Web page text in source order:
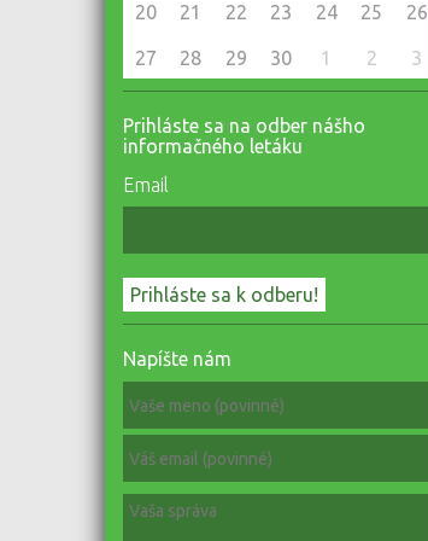
20 21 22 23 24 25 26
27 28 29 30 1 2 3
Prihláste sa na odber nášho
informačného letáku
Email
Napíšte nám